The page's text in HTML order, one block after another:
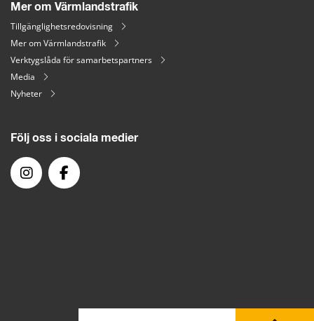
Mer om Värmlandstrafik
Tillgänglighetsredovisning
Mer om Värmlandstrafik
Verktygslåda för samarbetspartners
Media
Nyheter
Följ oss i sociala medier